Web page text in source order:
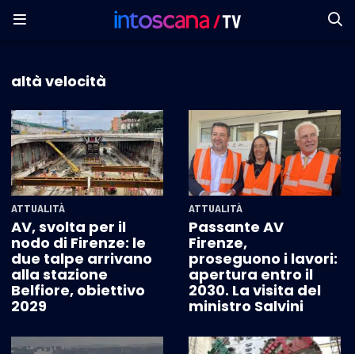
altà velocità
ATTUALITÀ
AV, svolta per il
nodo di Firenze: le
due talpe arrivano
alla stazione
Belfiore, obiettivo
2029
ATTUALITÀ
Passante AV
Firenze,
proseguono i lavori:
apertura entro il
2030. La visita del
ministro Salvini